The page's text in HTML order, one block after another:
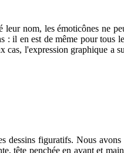
nom, les émoticônes ne
: il en est de même pour tous
l'expression graphique a
dessins figuratifs. Nous
tête penchée en avant et